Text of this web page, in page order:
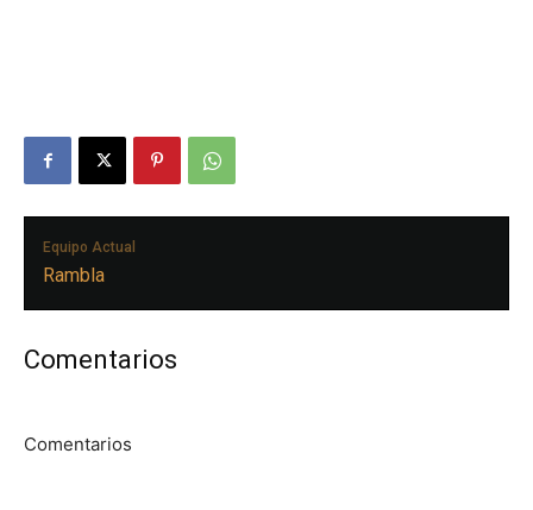
Equipo Actual
Rambla
Comentarios
Comentarios